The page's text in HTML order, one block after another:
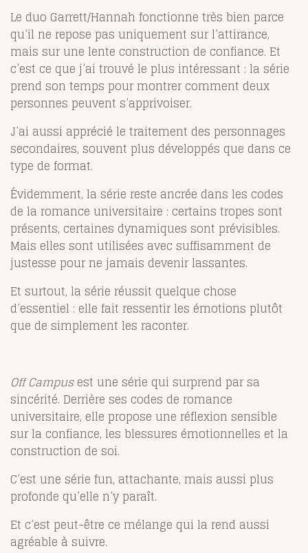
Le duo Garrett/Hannah fonctionne très bien parce
qu’il ne repose pas uniquement sur l’attirance,
mais sur une lente construction de confiance. Et
c’est ce que j’ai trouvé le plus intéressant : la série
prend son temps pour montrer comment deux
personnes peuvent s’apprivoiser.
J’ai aussi apprécié le traitement des personnages
secondaires, souvent plus développés que dans ce
type de format.
Évidemment, la série reste ancrée dans les codes
de la romance universitaire : certains tropes sont
présents, certaines dynamiques sont prévisibles.
Mais elles sont utilisées avec suffisamment de
justesse pour ne jamais devenir lassantes.
Et surtout, la série réussit quelque chose
d’essentiel : elle fait ressentir les émotions plutôt
que de simplement les raconter.
Off Campusest une série qui surprend par sa
sincérité. Derrière ses codes de romance
universitaire, elle propose une réflexion sensible
sur la confiance, les blessures émotionnelles et la
construction de soi.
C’est une série fun, attachante, mais aussi plus
profonde qu’elle n’y paraît.
Et c’est peut-être ce mélange qui la rend aussi
agréable à suivre.